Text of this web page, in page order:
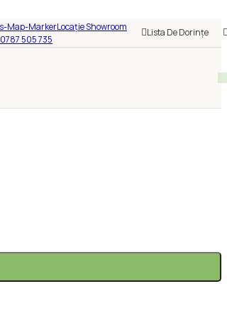
Locație Showroom
0787 505 735
Lista De Dorințe